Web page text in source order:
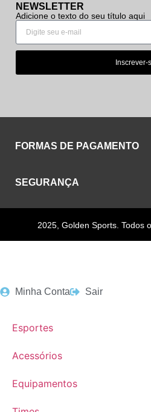
NEWSLETTER
Adicione o texto do seu título aqui
Inscrever-
FORMAS DE PAGAMENTO
SEGURANÇA
2025, Golden Sports. Todos
Minha Conta Sair
Esportes
Acessórios
Equipamentos